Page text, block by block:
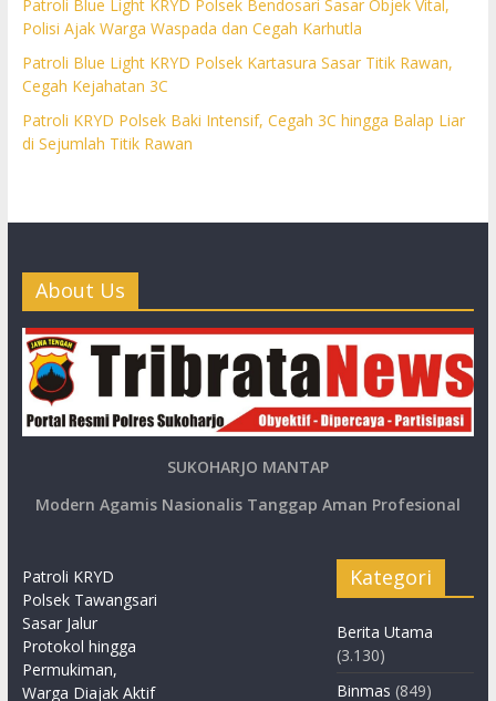
Patroli Blue Light KRYD Polsek Bendosari Sasar Objek Vital,
Polisi Ajak Warga Waspada dan Cegah Karhutla
Patroli Blue Light KRYD Polsek Kartasura Sasar Titik Rawan,
Cegah Kejahatan 3C
Patroli KRYD Polsek Baki Intensif, Cegah 3C hingga Balap Liar
di Sejumlah Titik Rawan
About Us
SUKOHARJO MANTAP
Modern Agamis Nasionalis Tanggap Aman Profesional
Patroli KRYD
Polsek Tawangsari
Sasar Jalur
Protokol hingga
Permukiman,
Warga Diajak Aktif
Kategori
Berita Utama
(3.130)
Binmas (849)